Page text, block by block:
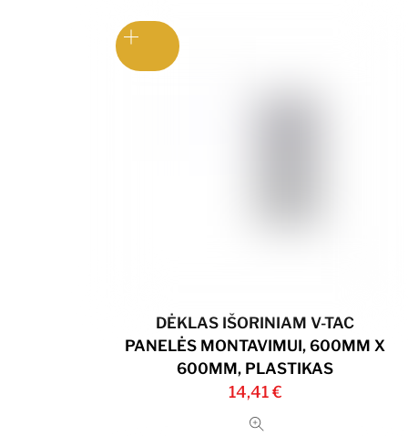
DĖKLAS IŠORINIAM V-TAC
PANELĖS MONTAVIMUI, 600MM X
600MM, PLASTIKAS
14,41€